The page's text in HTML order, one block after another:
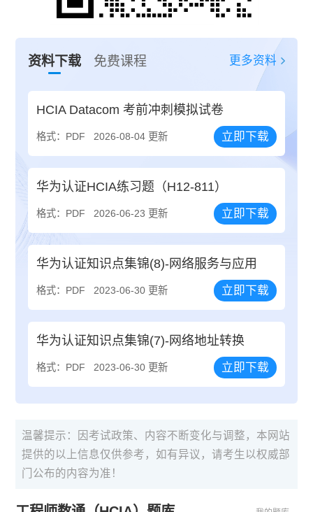
资料下载 免费课程 更多资料
HCIA Datacom 考前冲刺模拟试卷
格式：PDF 2026-08-04 更新 立即下载
华为认证HCIA练习题（H12-811）
格式：PDF 2026-06-23 更新 立即下载
华为认证知识点集锦(8)-网络服务与应用
格式：PDF 2023-06-30 更新 立即下载
华为认证知识点集锦(7)-网络地址转换
格式：PDF 2023-06-30 更新 立即下载
温馨提示：因考试政策、内容不断变化与调整，本网站
提供的以上信息仅供参考，如有异议，请考生以权威部
门公布的内容为准！